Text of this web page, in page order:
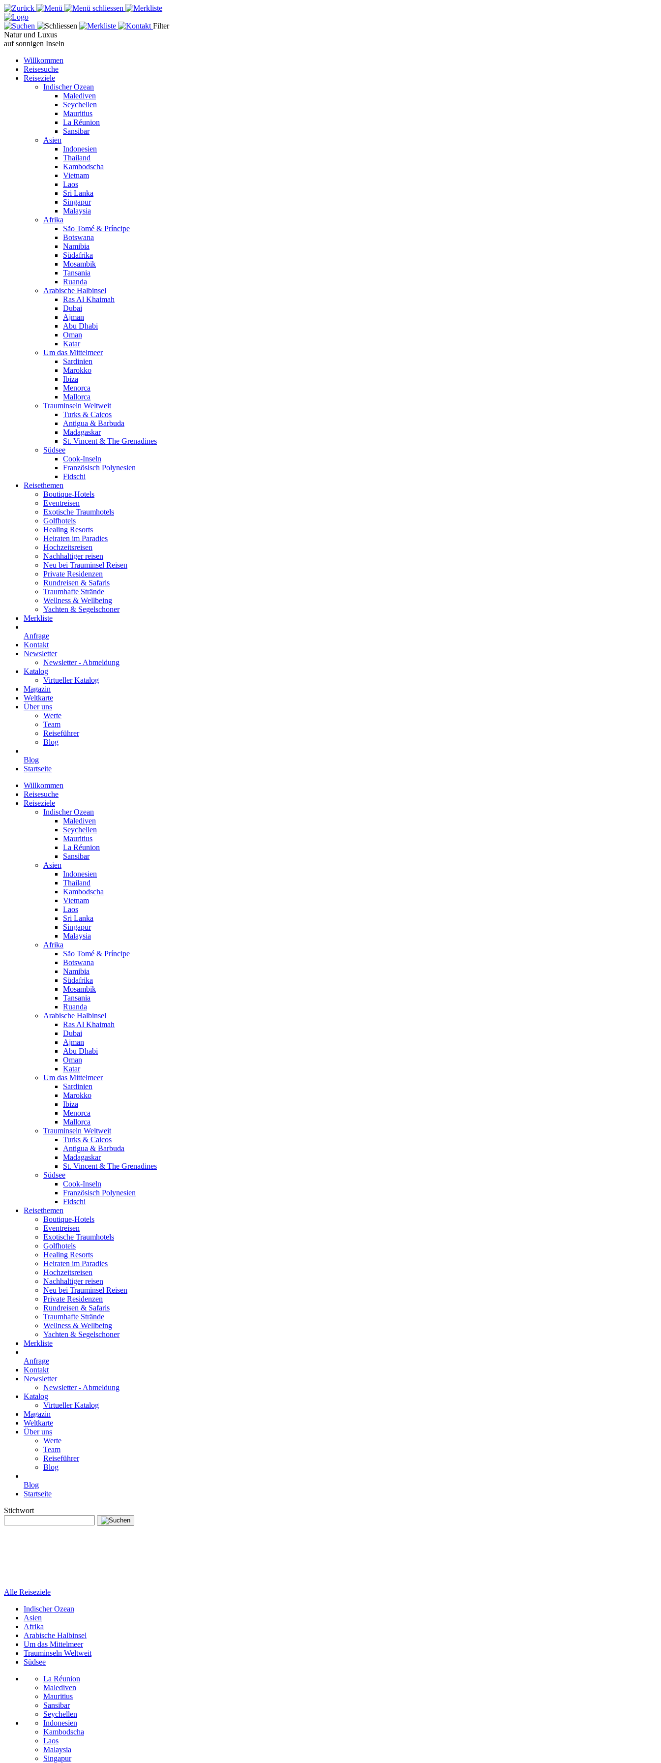
Filter
Natur und Luxus
auf sonnigen Inseln
Willkommen
Reisesuche
Reiseziele
Indischer Ozean
Malediven
Seychellen
Mauritius
La Réunion
Sansibar
Asien
Indonesien
Thailand
Kambodscha
Vietnam
Laos
Sri Lanka
Singapur
Malaysia
Afrika
São Tomé & Príncipe
Botswana
Namibia
Südafrika
Mosambik
Tansania
Ruanda
Arabische Halbinsel
Ras Al Khaimah
Dubai
Ajman
Abu Dhabi
Oman
Katar
Um das Mittelmeer
Sardinien
Marokko
Ibiza
Menorca
Mallorca
Trauminseln Weltweit
Turks & Caicos
Antigua & Barbuda
Madagaskar
St. Vincent & The Grenadines
Südsee
Cook-Inseln
Französisch Polynesien
Fidschi
Reisethemen
Boutique-Hotels
Eventreisen
Exotische Traumhotels
Golfhotels
Healing Resorts
Heiraten im Paradies
Hochzeitsreisen
Nachhaltiger reisen
Neu bei Trauminsel Reisen
Private Residenzen
Rundreisen & Safaris
Traumhafte Strände
Wellness & Wellbeing
Yachten & Segelschoner
Merkliste
Anfrage
Kontakt
Newsletter
Newsletter - Abmeldung
Katalog
Virtueller Katalog
Magazin
Weltkarte
Über uns
Werte
Team
Reiseführer
Blog
Blog
Startseite
Willkommen
Reisesuche
Reiseziele
Indischer Ozean
Malediven
Seychellen
Mauritius
La Réunion
Sansibar
Asien
Indonesien
Thailand
Kambodscha
Vietnam
Laos
Sri Lanka
Singapur
Malaysia
Afrika
São Tomé & Príncipe
Botswana
Namibia
Südafrika
Mosambik
Tansania
Ruanda
Arabische Halbinsel
Ras Al Khaimah
Dubai
Ajman
Abu Dhabi
Oman
Katar
Um das Mittelmeer
Sardinien
Marokko
Ibiza
Menorca
Mallorca
Trauminseln Weltweit
Turks & Caicos
Antigua & Barbuda
Madagaskar
St. Vincent & The Grenadines
Südsee
Cook-Inseln
Französisch Polynesien
Fidschi
Reisethemen
Boutique-Hotels
Eventreisen
Exotische Traumhotels
Golfhotels
Healing Resorts
Heiraten im Paradies
Hochzeitsreisen
Nachhaltiger reisen
Neu bei Trauminsel Reisen
Private Residenzen
Rundreisen & Safaris
Traumhafte Strände
Wellness & Wellbeing
Yachten & Segelschoner
Merkliste
Anfrage
Kontakt
Newsletter
Newsletter - Abmeldung
Katalog
Virtueller Katalog
Magazin
Weltkarte
Über uns
Werte
Team
Reiseführer
Blog
Blog
Startseite
Stichwort
Alle Reiseziele
Indischer Ozean
Asien
Afrika
Arabische Halbinsel
Um das Mittelmeer
Trauminseln Weltweit
Südsee
La Réunion
Malediven
Mauritius
Sansibar
Seychellen
Indonesien
Kambodscha
Laos
Malaysia
Singapur